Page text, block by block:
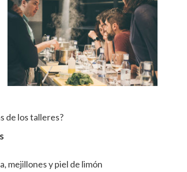
de los talleres?
mejillones y piel de limón